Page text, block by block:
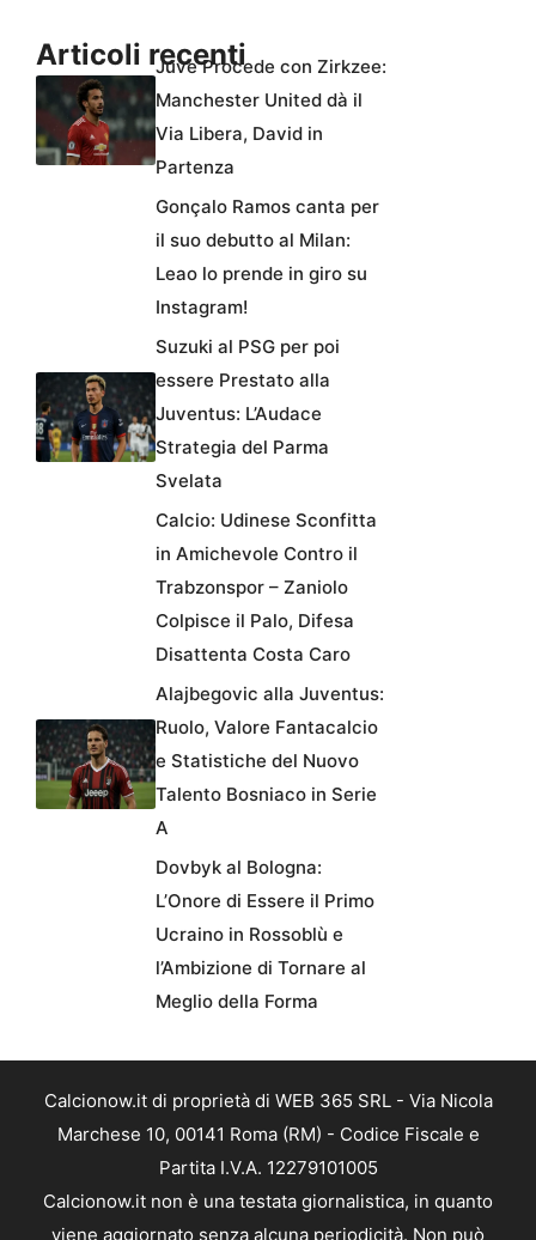
Articoli recentiJuve Procede con Zirkzee:
Manchester United dà il
Via Libera, David in
Partenza
Gonçalo Ramos canta per
il suo debutto al Milan:
Leao lo prende in giro su
Instagram!
Suzuki al PSG per poi
essere Prestato alla
Juventus: L’Audace
Strategia del Parma
Svelata
Calcio: Udinese Sconfitta
in Amichevole Contro il
Trabzonspor – Zaniolo
Colpisce il Palo, Difesa
Disattenta Costa Caro
Alajbegovic alla Juventus:
Ruolo, Valore Fantacalcio
e Statistiche del Nuovo
Talento Bosniaco in Serie
A
Dovbyk al Bologna:
L’Onore di Essere il Primo
Ucraino in Rossoblù e
l’Ambizione di Tornare al
Meglio della Forma
Calcionow.it di proprietà di WEB 365 SRL - Via Nicola
Marchese 10, 00141 Roma (RM) - Codice Fiscale e
Partita I.V.A. 12279101005
Calcionow.it non è una testata giornalistica, in quanto
viene aggiornato senza alcuna periodicità. Non può